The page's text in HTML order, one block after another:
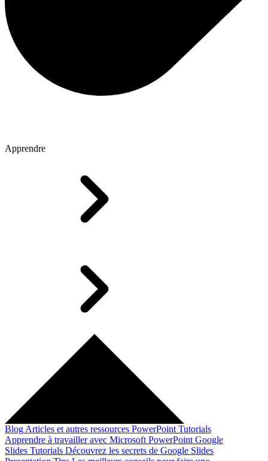
Apprendre
Blog Articles et autres ressources PowerPoint Tutorials
Apprendre à travailler avec Microsoft PowerPoint Google
Slides Tutorials Découvrez les secrets de Google Slides